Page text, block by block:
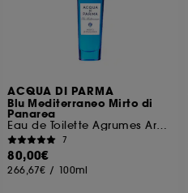
ACQUA DI PARMA
Blu Mediterraneo Mirto di
Panarea
Eau de Toilette Agrumes Aromatiques
7
80,00€
266,67€ / 100ml